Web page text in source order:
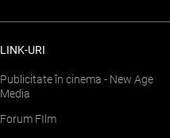
LINK-URI
Publicitate în cinema - New Age
Media
Forum FIlm